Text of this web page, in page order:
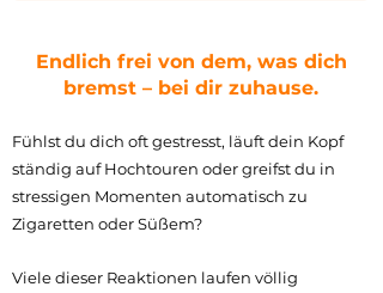
Endlich frei von dem, was dich
bremst – bei dir zuhause.
Fühlst du dich oft gestresst, läuft dein Kopf
ständig auf Hochtouren oder greifst du in
stressigen Momenten automatisch zu
Zigaretten oder Süßem?
Viele dieser Reaktionen laufen völlig